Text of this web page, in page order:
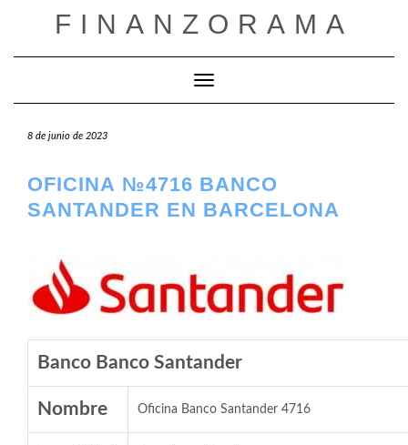
FINANZORAMA
Cambiar modo de navegación
8 de junio de 2023
OFICINA №4716 BANCO
SANTANDER EN BARCELONA
Banco Banco Santander
Nombre Oficina Banco Santander 4716